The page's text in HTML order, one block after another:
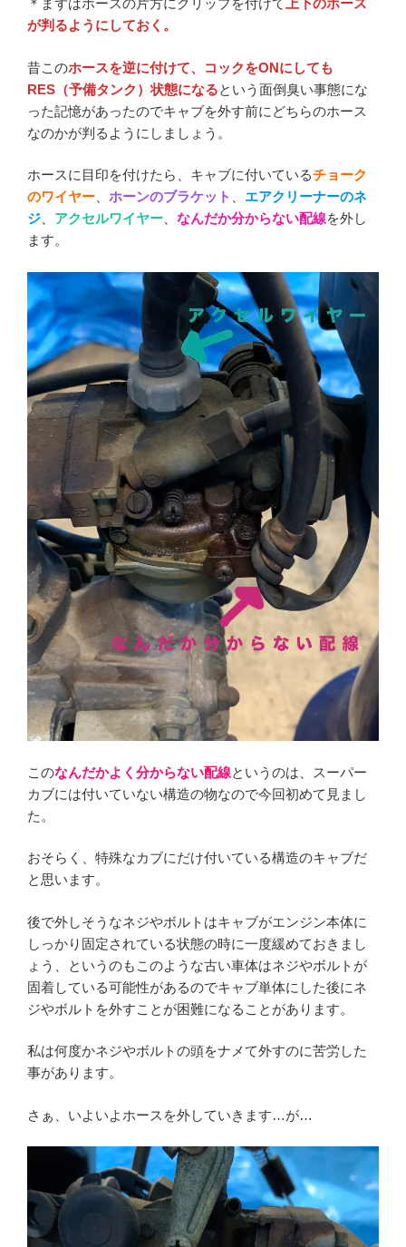
＊まずはホースの片方にクリップを付けて
上下のホース
が判るようにしておく。
昔このホースを逆に付けて、コックをONにしても
RES（予備タンク）状態になるという面倒臭い事態にな
った記憶があったのでキャブを外す前にどちらのホース
なのかが判るようにしましょう。
ホースに目印を付けたら、キャブに付いているチョーク
のワイヤー
ホーンのブラケット
エアクリーナーのネ
ジ
アクセルワイヤー なんだか分からない配線を外し
ます。
このなんだかよく分からない配線というのは、スーパー
カブには付いていない構造の物なので今回初めて見まし
た。
おそらく、特殊なカブにだけ付いている構造のキャブだ
と思います。
後で外しそうなネジやボルトはキャブがエンジン本体に
しっかり固定されている状態の時に一度緩めておきまし
ょう、というのもこのような古い車体はネジやボルトが
固着している可能性があるのでキャブ単体にした後にネ
ジやボルトを外すことが困難になることがあります。
私は何度かネジやボルトの頭をナメて外すのに苦労した
事があります。
さぁ、いよいよホースを外していきます…が…